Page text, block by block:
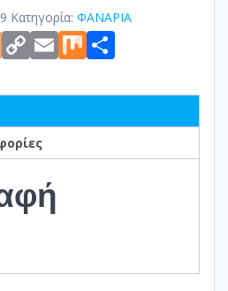
Κατηγορία: ΦΑΝΑΡΙΑ
Blogger
Copy
Link
Email
Mix